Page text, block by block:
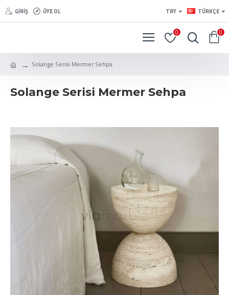
GIRIŞ ÜYE OL TRY TÜRKÇE
0 0
Solange Serisi Mermer Sehpa
Solange Serisi Mermer Sehpa